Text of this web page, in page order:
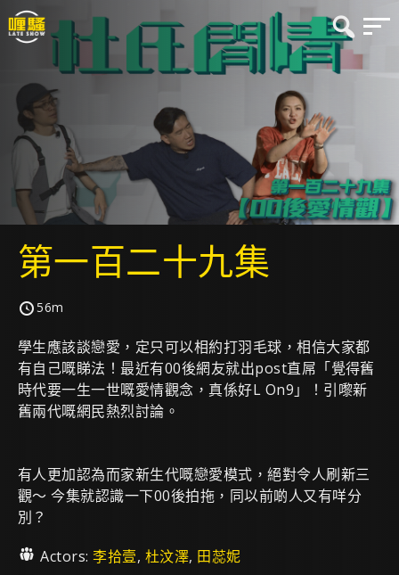
第一百二十九集
56m
學生應該談戀愛，定只可以相約打羽毛球，相信大家都
有自己嘅睇法！最近有00後網友就出post直屌「覺得舊
時代要一生一世嘅愛情觀念，真係好L On9」！引嚟新
舊兩代嘅網民熱烈討論。
有人更加認為而家新生代嘅戀愛模式，絕對令人刷新三
觀～ 今集就認識一下00後拍拖，同以前啲人又有咩分
別？
Actors:李拾壹, 杜汶澤, 田蕊妮